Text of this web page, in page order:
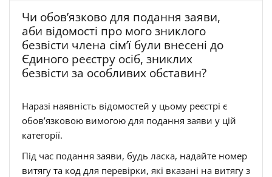
Чи обов’язково для подання заяви,
аби відомості про мого зниклого
безвісти члена сім’ї були внесені до
Єдиного реєстру осіб, зниклих
безвісти за особливих обставин?
Наразі наявність відомостей у цьому реєстрі є
обов’язковою вимогою для подання заяви у цій
категорії.
Під час подання заяви, будь ласка, надайте номер
витягу та код для перевірки, які вказані на витягу з